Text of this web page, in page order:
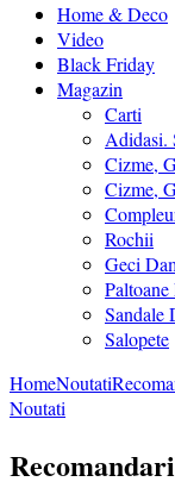
Home & Deco
Video
Black Friday
Magazin
Carti
Adidasi.
Cizme,
Cizme,
Rochii
Geci
Paltoane
Sandale
Salopete
HomeNoutati
Noutati